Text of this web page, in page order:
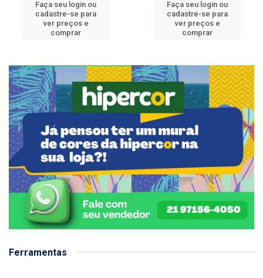
Faça seu login ou
cadastre-se para
ver preços e
comprar
Faça seu login ou
cadastre-se para
ver preços e
comprar
Ferramentas